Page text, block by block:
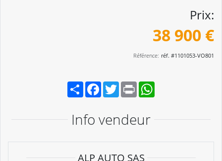
Prix:
38 900 €
Référence: réf. #1101053-VO801
PartagerFacebook
TwitterPrint
Info vendeur
ALP AUTO SAS